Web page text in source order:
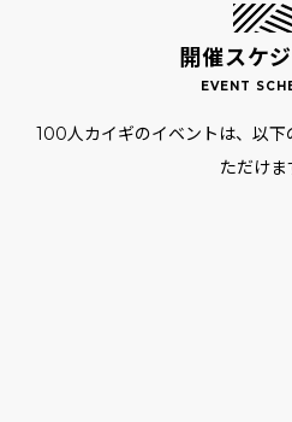
開催スケ
100人カイギのイベントは、以下
ただけま